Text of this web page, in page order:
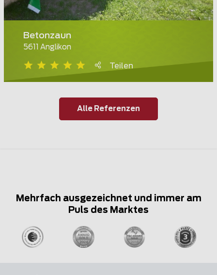
Betonzaun
5611 Anglikon
Teilen
Alle Referenzen
Mehrfach ausgezeichnet und immer am
Puls des Marktes